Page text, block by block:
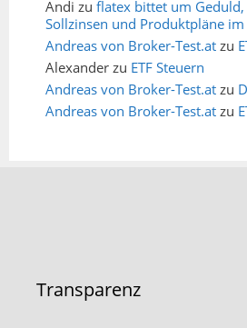
Andi zu flatex bittet um
Sollzinsen und Produktpläne
Andreas von Broker-Test.at zu
Alexander zu ETF Steuern
Andreas von Broker-Test.at zu
Andreas von Broker-Test.at zu
Transparenz